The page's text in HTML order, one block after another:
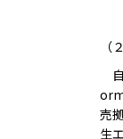
売
生